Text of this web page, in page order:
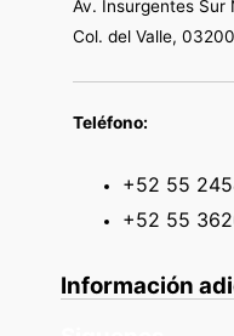
Av. Insurgentes Sur
Col. del Valle,
Teléfono:
+52 55
+52 55
Información